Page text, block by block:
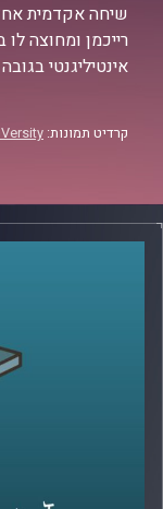
שיחה אקדמית
רייכמן ומחוצה
אינטיליגנטי
קרדיט תמונות: